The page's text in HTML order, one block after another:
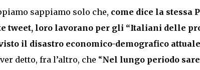
sappiamo solo che, come dice la stessa
tweet, loro lavorano per gli “Italiani delle
il disastro economico-demografico attuale
detto, fra l’altro, che “Nel lungo periodo